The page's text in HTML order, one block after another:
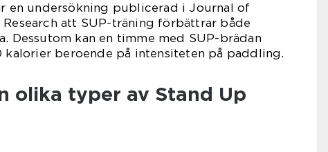
en undersökning publicerad i Journal of
att SUP-träning förbättrar både
Dessutom kan en timme med SUP-brädan
beroende på intensiteten på paddling.
olika typer av Stand Up